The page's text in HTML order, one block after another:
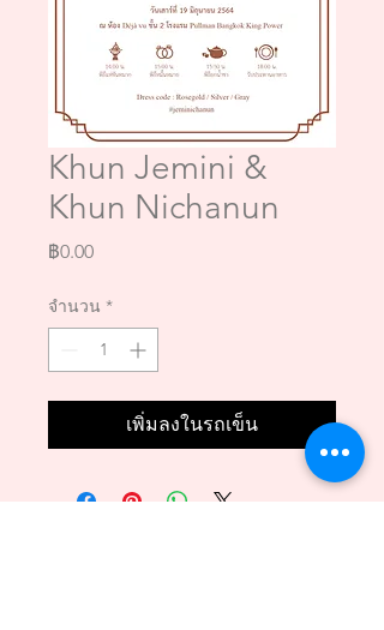
Khun Jemini &
Khun Nichanun
฿0.00ราคา
จำนวน *
เพิ่มลงในรถเข็น